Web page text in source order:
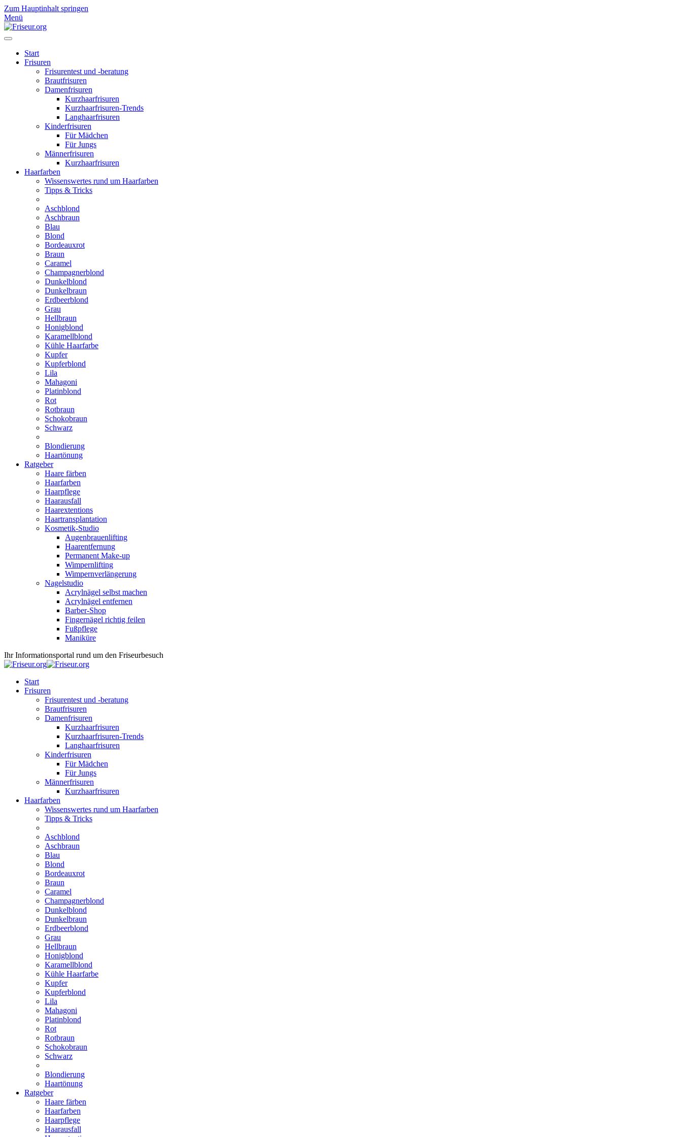
Zum Hauptinhalt springen
Menü
Start
Frisuren
Frisurentest und -beratung
Brautfrisuren
Damenfrisuren
Kurzhaarfrisuren
Kurzhaarfrisuren-Trends
Langhaarfrisuren
Kinderfrisuren
Für Mädchen
Für Jungs
Männerfrisuren
Kurzhaarfrisuren
Haarfarben
Wissenswertes rund um Haarfarben
Tipps & Tricks
Aschblond
Aschbraun
Blau
Blond
Bordeauxrot
Braun
Caramel
Champagnerblond
Dunkelblond
Dunkelbraun
Erdbeerblond
Grau
Hellbraun
Honigblond
Karamellblond
Kühle Haarfarbe
Kupfer
Kupferblond
Lila
Mahagoni
Platinblond
Rot
Rotbraun
Schokobraun
Schwarz
Blondierung
Haartönung
Ratgeber
Haare färben
Haarfarben
Haarpflege
Haarausfall
Haarextentions
Haartransplantation
Kosmetik-Studio
Augenbrauenlifting
Haarentfernung
Permanent Make-up
Wimpernlifting
Wimpernverlängerung
Nagelstudio
Acrylnägel selbst machen
Acrylnägel entfernen
Barber-Shop
Fingernägel richtig feilen
Fußpflege
Maniküre
Ihr Informationsportal rund um den Friseurbesuch
Start
Frisuren
Frisurentest und -beratung
Brautfrisuren
Damenfrisuren
Kurzhaarfrisuren
Kurzhaarfrisuren-Trends
Langhaarfrisuren
Kinderfrisuren
Für Mädchen
Für Jungs
Männerfrisuren
Kurzhaarfrisuren
Haarfarben
Wissenswertes rund um Haarfarben
Tipps & Tricks
Aschblond
Aschbraun
Blau
Blond
Bordeauxrot
Braun
Caramel
Champagnerblond
Dunkelblond
Dunkelbraun
Erdbeerblond
Grau
Hellbraun
Honigblond
Karamellblond
Kühle Haarfarbe
Kupfer
Kupferblond
Lila
Mahagoni
Platinblond
Rot
Rotbraun
Schokobraun
Schwarz
Blondierung
Haartönung
Ratgeber
Haare färben
Haarfarben
Haarpflege
Haarausfall